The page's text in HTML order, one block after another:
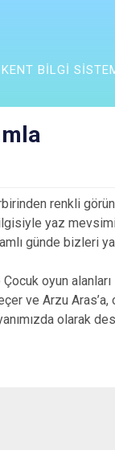
KENT BİLGİ
renkli
yaz
günde bizleri
oyun
ve Arzu
olarak